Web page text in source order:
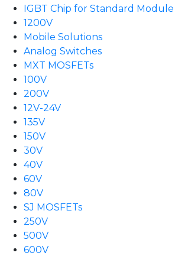
IGBT Chip for Standard Module
1200V
Mobile Solutions
Analog Switches
MXT MOSFETs
100V
200V
12V-24V
135V
150V
30V
40V
60V
80V
SJ MOSFETs
250V
500V
600V